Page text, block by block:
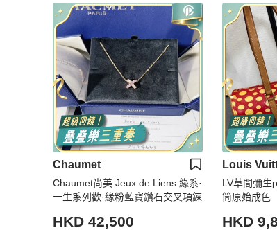
Chaumet
Chaumet尚美 Jeux de Liens 緣系·
一生系列歡·緣粉藍寶鑽石交叉項鍊
HKD 42,500
Louis
LV草間彌生
筒原始成色
HKD